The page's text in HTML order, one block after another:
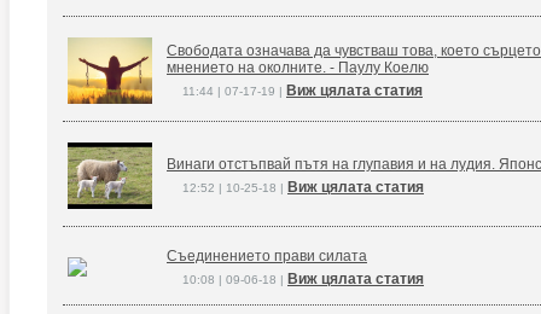
Свободата означава да чувстваш това, което
мнението на околните. - Паулу Коелю
11:44 | 07-17-19 | Виж цялата статия
Винаги отстъпвай пътя на глупавия и на лудия.
12:52 | 10-25-18 | Виж цялата статия
Съединението прави силата
10:08 | 09-06-18 | Виж цялата статия